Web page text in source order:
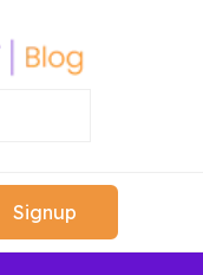
Signup